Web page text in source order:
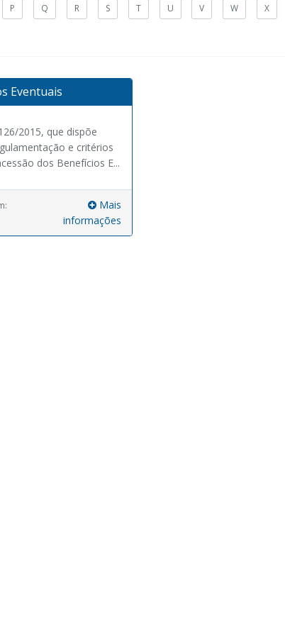
P Q R S T U V W X
Eventuais
2015, que dispõe
e critérios
dos Benefícios E...
Mais
informações